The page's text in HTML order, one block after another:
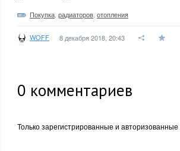
Покупка радиаторов отопления
WOFF 8 декабря 2018, 20:43
0 комментариев
Только зарегистрированные и